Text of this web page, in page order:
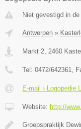
Niet gevestigd in
Antwerpen »
Markt 2 2460
Tel: 0472/642361 ,
E-mail › Logopedie
Website: http://
Groepspraktijk